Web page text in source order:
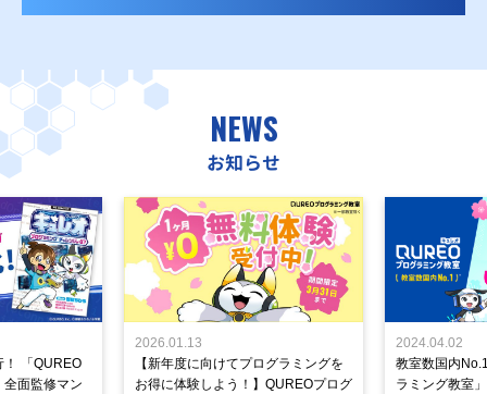
NEWS
お知らせ
！ 「QUREO
面監修マン
2026.01.13
【新年度に向けてプログラミングを
お得に体験しよう！】QUREOプログ
2024.04.02
教室数国内
ラミング教室